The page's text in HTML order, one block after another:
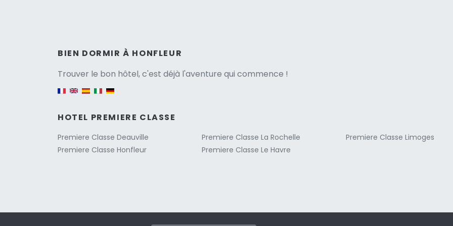
BIEN DORMIR À HONFLEUR
Trouver le bon hôtel, c'est déjà l'aventure qui commence !
Versione
HOTEL PREMIERE CLASSE
Premiere Classe Deauville
Premiere Classe Honfleur
Premiere Classe La Rochelle
Premiere Classe Le Havre
Premiere Classe Limoges